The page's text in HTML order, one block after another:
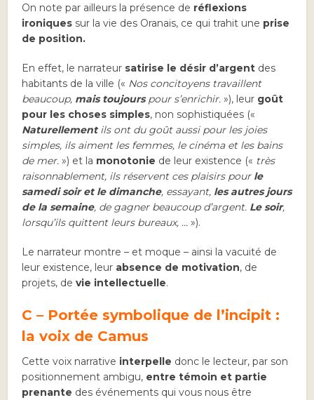
On note par ailleurs la présence de réflexions
ironiques sur la vie des Oranais, ce qui trahit une prise
de position.
En effet, le narrateur satirise le désir d’argent des
habitants de la ville (« Nos concitoyens travaillent
beaucoup, mais toujourspour s’enrichir. »), leur goût
pour les choses simples, non sophistiquées («
Naturellementils ont du goût aussi pour les joies
simples, ils aiment les femmes, le cinéma et les bains
de mer.») et la monotonie de leur existence (« très
raisonnablement, ils réservent ces plaisirs pour le
samedi soir et le dimanche, essayant, les autres jours
de la semaine, de gagner beaucoup d’argent. Le soir,
lorsqu’ils quittent leurs bureaux, …»).
Le narrateur montre – et moque – ainsi la vacuité de
leur existence, leur absence de motivation, de
projets, devie intellectuelle.
C – Portée symbolique de l’incipit :
la voix de Camus
Cette voix narrative interpelle donc le lecteur, par son
positionnement ambigu, entre témoin et partie
prenante des événements qui vous nous être